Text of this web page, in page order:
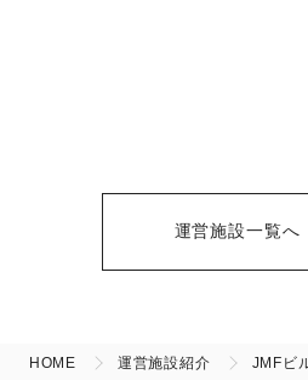
運営施設一覧へ
HOME 運営施設紹介 JMFビ